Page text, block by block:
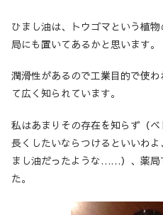
ひまし油は、トウゴマという植
局にも置いてあるかと思います。
潤滑性があるので工業目的で使
て広く知られています。
私はあまりその存在を知らず（
長くしたいならつけるといいわ
まし油だったような……）、薬局
た。